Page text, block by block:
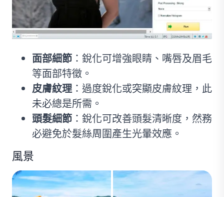
面部細節 ：銳化可增強眼睛、嘴唇及眉毛
等面部特徵。
皮膚紋理：過度銳化或突顯皮膚紋理，此
未必總是所需。
頭髮細節 ：銳化可改善頭髮清晰度，然務
必避免於髮絲周圍產生光暈效應。
風景